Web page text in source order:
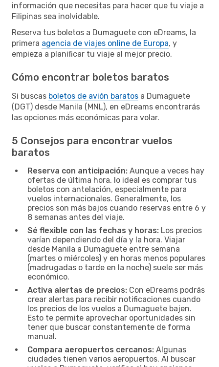
información que necesitas para hacer que tu viaje a
Filipinas sea inolvidable.
Reserva tus boletos a Dumaguete con eDreams, la
primera agencia de viajes online de Europa, y
empieza a planificar tu viaje al mejor precio.
Cómo encontrar boletos baratos
Si buscas boletos de avión baratos a Dumaguete
(DGT) desde Manila (MNL), en eDreams encontrarás
las opciones más económicas para volar.
5 Consejos para encontrar vuelos
baratos
Reserva con anticipación: Aunque a veces hay
ofertas de última hora, lo ideal es comprar tus
boletos con antelación, especialmente para
vuelos internacionales. Generalmente, los
precios son más bajos cuando reservas entre 6 y
8 semanas antes del viaje.
Sé flexible con las fechas y horas: Los precios
varían dependiendo del día y la hora. Viajar
desde Manila a Dumaguete entre semana
(martes o miércoles) y en horas menos populares
(madrugadas o tarde en la noche) suele ser más
económico.
Activa alertas de precios: Con eDreams podrás
crear alertas para recibir notificaciones cuando
los precios de los vuelos a Dumaguete bajen.
Esto te permite aprovechar oportunidades sin
tener que buscar constantemente de forma
manual.
Compara aeropuertos cercanos: Algunas
ciudades tienen varios aeropuertos. Al buscar